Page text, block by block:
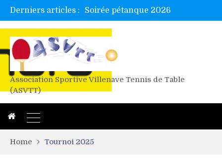
Derniers articles :
Soirée pétanque 2026
Tetelle et Wawa en bretagne
Alex valide l’EF
Association Sportive Villenave Tennis de Table
(ASVTT)
Home Tournoi 2025